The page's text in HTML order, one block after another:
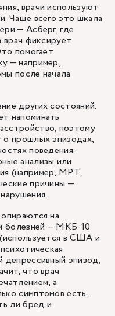
врачи используют
Чаще всего это шкала
— Асберг, где
врач фиксирует
помогает
— например,
после начала
других состояний.
напоминать
поэтому
о прошлых эпизодах,
поведения.
анализы или
(например, МРТ,
причины —
на
болезней — МКБ-10
в США и
депрессивный эпизод,
что врач
а
симптомов есть,
ли бред и